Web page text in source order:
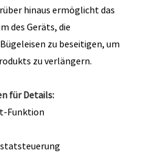
hinaus ermöglicht das
des Geräts, die
zu beseitigen, um
zu verlängern.
für Details:
Funktion